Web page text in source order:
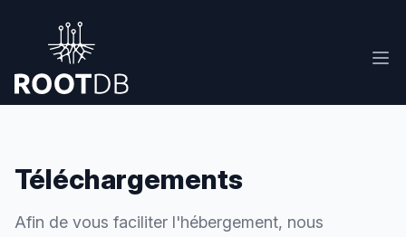
Workflow
Téléchargements
Afin de vous faciliter l'hébergement, nous